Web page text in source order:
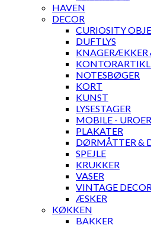
HAVEN
DECOR
CURIOSITY
DUFTLYS
KNAGERÆKKER
NOTESBØGER
KORT
KUNST
LYSESTAGER
MOBILE - UROER
PLAKATER
DØRMÅTTER &
SPEJLE
KRUKKER
VASER
VINTAGE DECOR
ÆSKER
KØKKEN
BAKKER